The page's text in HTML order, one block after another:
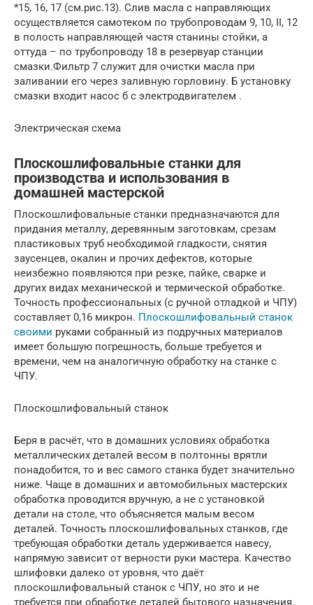
*15, 16, 17 (см.рис.13). Слив масла с направляющих
осуществляется самотеком по трубопроводам 9, 10, II, 12
в полость направляющей частя станины стойки, а
оттуда – по трубопроводу 18 в резервуар станции
смазки.Фильтр 7 служит для очистки масла при
заливании его через заливную горловину. Б установку
смазки входит насос б с электродвигателем .
Электрическая схема
Плоскошлифовальные станки для
производства и использования в
домашней мастерской
Плоскошлифовальные станки предназначаются для
придания металлу, деревянным заготовкам, срезам
пластиковых труб необходимой гладкости, снятия
заусенцев, окалин и прочих дефектов, которые
неизбежно появляются при резке, пайке, сварке и
других видах механической и термической обработке.
Точность профессиональных (с ручной отладкой и ЧПУ)
составляет 0,16 микрон. Плоскошлифовальный станок
своими руками собранный из подручных материалов
имеет большую погрешность, больше требуется и
времени, чем на аналогичную обработку на станке с
ЧПУ.
Плоскошлифовальный станок
Беря в расчёт, что в домашних условиях обработка
металлических деталей весом в полтонны врятли
понадобится, то и вес самого станка будет значительно
ниже. Чаще в домашних и автомобильных мастерских
обработка проводится вручную, а не с установкой
детали на столе, что объясняется малым весом
деталей. Точность плоскошлифовальных станков, где
требующая обработки деталь удерживается навесу,
напрямую зависит от верности руки мастера. Качество
шлифовки далеко от уровня, что даёт
плоскошлифовальный станок с ЧПУ, но это и не
требуется при обработке деталей бытового назначения.